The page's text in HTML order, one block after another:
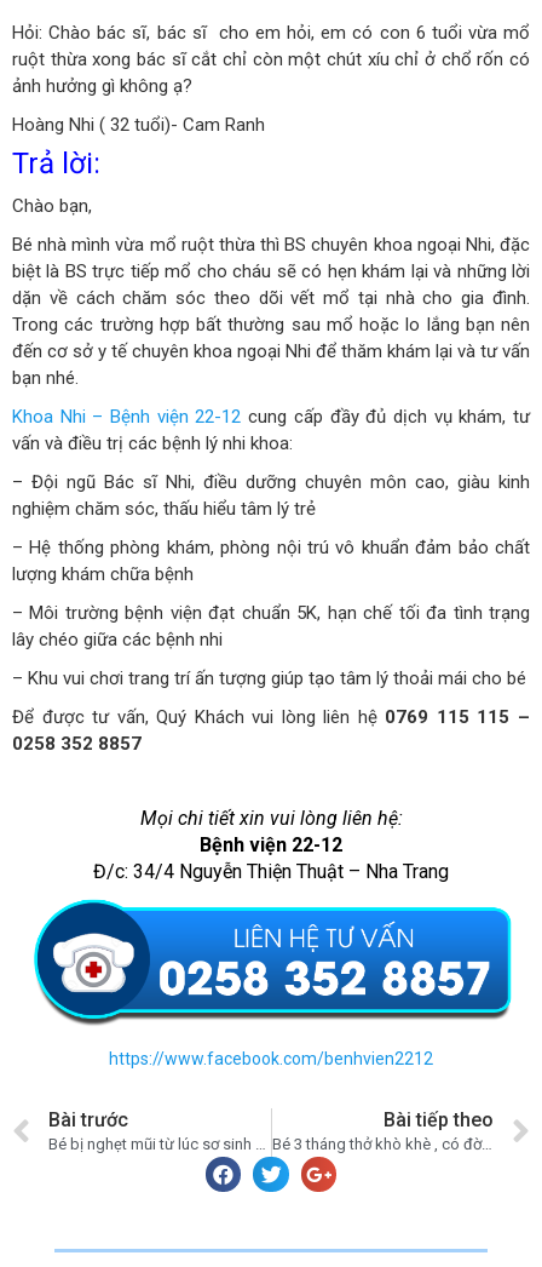
Hỏi: Chào bác sĩ, bác sĩ cho em hỏi, em có con 6 tuổi vừa mổ
ruột thừa xong bác sĩ cắt chỉ còn một chút xíu chỉ ở chổ rốn có
ảnh hưởng gì không ạ?
Hoàng Nhi ( 32 tuổi)- Cam Ranh
Trả lời:
Chào bạn,
Bé nhà mình vừa mổ ruột thừa thì BS chuyên khoa ngoại Nhi, đặc
biệt là BS trực tiếp mổ cho cháu sẽ có hẹn khám lại và những lời
dặn về cách chăm sóc theo dõi vết mổ tại nhà cho gia đình.
Trong các trường hợp bất thường sau mổ hoặc lo lắng bạn nên
đến cơ sở y tế chuyên khoa ngoại Nhi để thăm khám lại và tư vấn
bạn nhé.
Khoa Nhi – Bệnh viện 22-12 cung cấp đầy đủ dịch vụ khám, tư
vấn và điều trị các bệnh lý nhi khoa:
– Đội ngũ Bác sĩ Nhi, điều dưỡng chuyên môn cao, giàu kinh
nghiệm chăm sóc, thấu hiểu tâm lý trẻ
– Hệ thống phòng khám, phòng nội trú vô khuẩn đảm bảo chất
lượng khám chữa bệnh
– Môi trường bệnh viện đạt chuẩn 5K, hạn chế tối đa tình trạng
lây chéo giữa các bệnh nhi
– Khu vui chơi trang trí ấn tượng giúp tạo tâm lý thoải mái cho bé
Để được tư vấn, Quý Khách vui lòng liên hệ 0769 115 115 –
0258 352 8857
Mọi chi tiết xin vui lòng liên hệ:
Bệnh viện 22-12
Đ/c: 34/4 Nguyễn Thiện Thuật – Nha Trang
https://www.facebook.com/benhvien2212
Bài trước
Bé bị nghẹt mũi từ lúc sơ sinh đến 4 tháng vẫn chưa hết phải làm sao?
Bài tiếp theo
Bé 3 tháng thở khò khè , có đờm và hay sặc nước bọt là bệnh gì?